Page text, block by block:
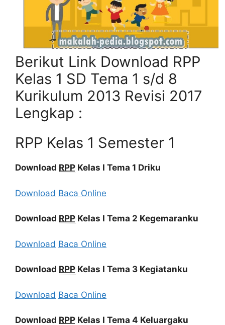
Berikut Link Download RPP
Kelas 1 SD Tema 1 s/d 8
Kurikulum 2013 Revisi 2017
Lengkap :
RPP Kelas 1 Semester 1
Download RPP Kelas I Tema 1 Driku
Download Baca Online
Download RPP Kelas I Tema 2 Kegemaranku
Download Baca Online
Download RPP Kelas I Tema 3 Kegiatanku
Download Baca Online
Download RPP Kelas I Tema 4 Keluargaku